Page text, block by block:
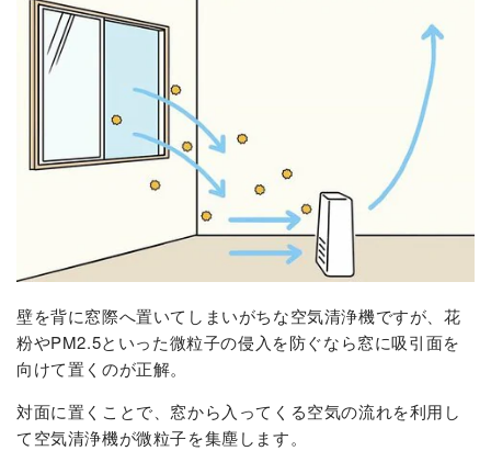
壁を背に窓際へ置いてしまいがちな空気清浄機ですが、花
粉やPM2.5といった微粒子の侵入を防ぐなら窓に吸引面を
向けて置くのが正解。
対面に置くことで、窓から入ってくる空気の流れを利用し
て空気清浄機が微粒子を集塵します。